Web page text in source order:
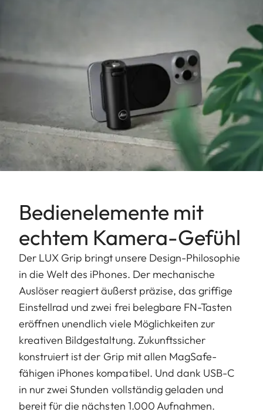
Bedienelemente mit
echtem Kamera-Gefühl
Der LUX Grip bringt unsere Design-Philosophie
in die Welt des iPhones. Der mechanische
Auslöser reagiert äußerst präzise, das griffige
Einstellrad und zwei frei belegbare FN-Tasten
eröffnen unendlich viele Möglichkeiten zur
kreativen Bildgestaltung. Zukunftssicher
konstruiert ist der Grip mit allen MagSafe-
fähigen iPhones kompatibel. Und dank USB-C
in nur zwei Stunden vollständig geladen und
bereit für die nächsten 1.000 Aufnahmen.